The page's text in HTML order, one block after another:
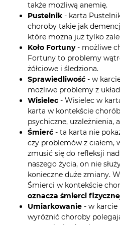
także możliwą anemię.
Pustelnik - karta
choroby takie jak
które można już tylko
Koło Fortuny- możliwe
Fortuny to problemy
żółciowe i śledziona.
Sprawiedliwość - w
możliwe problemy z
Wisielec - Wisielec w
karta w kontekście
psychiczne, uzależnienia,
Śmierć - ta karta nie
czy problemów z ciałem,
zmusić się do refleksji
naszego życia, on nie
konieczne duże zmiany.
Śmierci w kontekście
oznacza śmierci
Umiarkowanie - w
wyróżnić choroby